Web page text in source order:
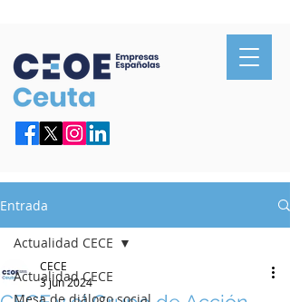
Entrada
Actualidad CECE
Actualidad CECE
CECE
3 jun 2024